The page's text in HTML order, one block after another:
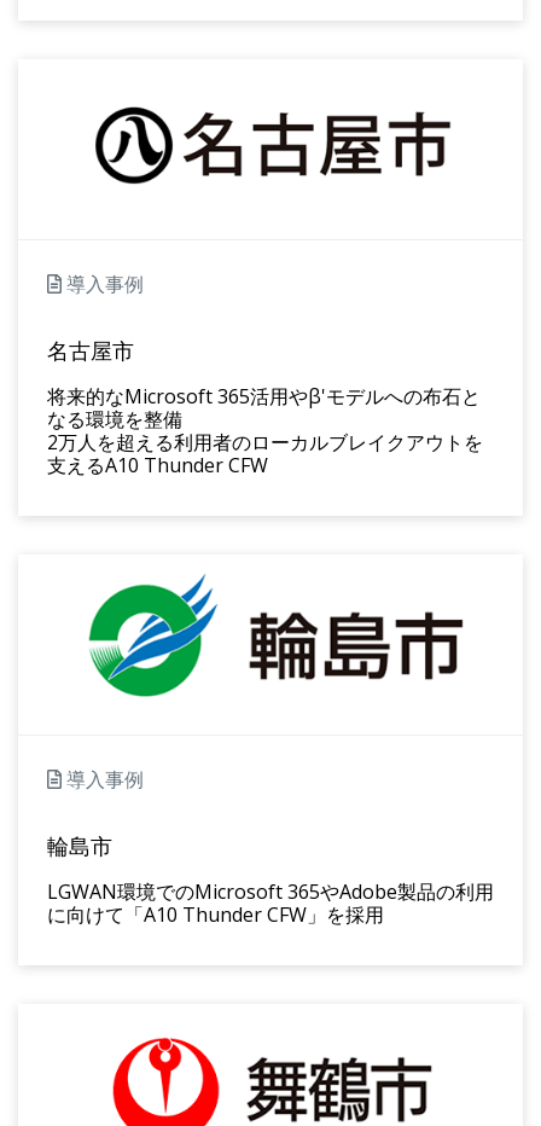
導入事例
名古屋市
将来的なMicrosoft 365活用やβ'モデルへの布石と
なる環境を整備
2万人を超える利用者のローカルブレイクアウトを
支えるA10 Thunder CFW
導入事例
輪島市
LGWAN環境でのMicrosoft 365やAdobe製品の利用
に向けて「A10 Thunder CFW」を採用